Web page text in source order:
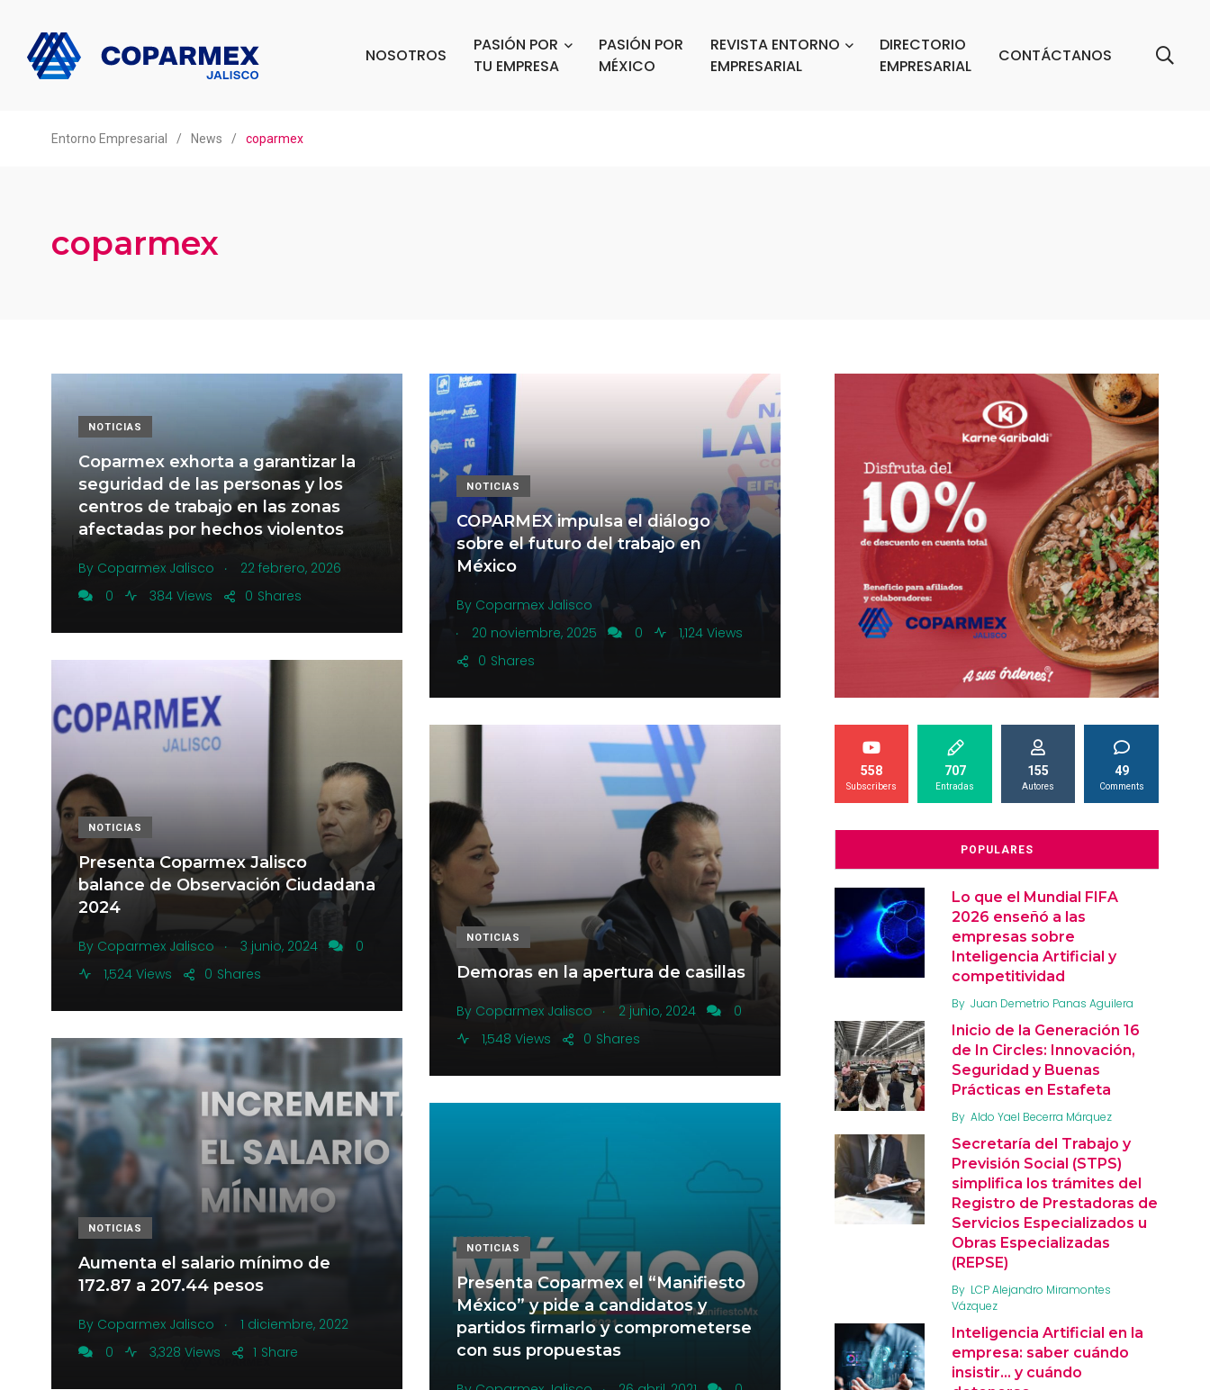
NOSOTROS
PASIÓN POR
TU EMPRESA
PASIÓN POR
MÉXICO
REVISTA ENTORNO
EMPRESARIAL
DIRECTORIO
EMPRESARIAL
CONTÁCTANOS
Entorno Empresarial / News / coparmex
coparmex
NOTICIAS
Coparmex exhorta a garantizar la
seguridad de las personas y los
centros de trabajo en las zonas
afectadas por hechos violentos
By Coparmex Jalisco .
22 febrero, 2026
0
384 Views Shares
0
NOTICIAS
COPARMEX impulsa el diálogo
sobre el futuro del trabajo en
México
By Coparmex Jalisco
.
20 noviembre, 2025 0
1,124 Views
Shares
0
NOTICIAS
Presenta Coparmex Jalisco
balance de Observación Ciudadana
2024
By Coparmex Jalisco . 3 junio, 2024
0
1,524 Views
Shares
0
NOTICIAS
Demoras en la apertura de casillas
By Coparmex Jalisco . 2 junio, 2024
0
1,548 Views
Shares
0
NOTICIAS
Aumenta el salario mínimo de
172.87 a 207.44 pesos
By Coparmex Jalisco .
1 diciembre, 2022
0
3,328 Views Share
1
NOTICIAS
Presenta Coparmex el “Manifiesto
México” y pide a candidatos y
partidos firmarlo y comprometerse
con sus propuestas
.
558
Subscribers
707
Entradas
155
Autores
49
Comments
POPULARES
Lo que el Mundial FIFA
2026 enseñó a las
empresas sobre
Inteligencia Artificial y
competitividad
By Juan Demetrio Panas Aguilera
Inicio de la Generación 16
de In Circles: Innovación,
Seguridad y Buenas
Prácticas en Estafeta
By Aldo Yael Becerra Márquez
Secretaría del Trabajo y
Previsión Social (STPS)
simplifica los trámites del
Registro de Prestadoras de
Servicios Especializados u
Obras Especializadas
(REPSE)
By LCP Alejandro Miramontes
Vázquez
Inteligencia Artificial en la
empresa: saber cuándo
insistir… y cuándo